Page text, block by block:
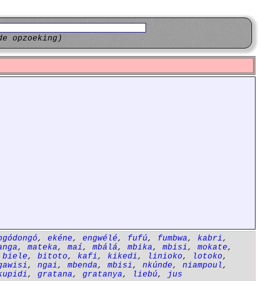
opzoeking)
, ekéne, engwélé, fufú, fumbwa, kabri,
, mateka, maí, mbálá, mbika, mbisi, mokate,
biele, bitoto, kafi, kikedi, linioko, lotoko,
, ngai, mbenda, mbisi, nkúnde, niampoul,
, gratana, gratanya, liebú, jus